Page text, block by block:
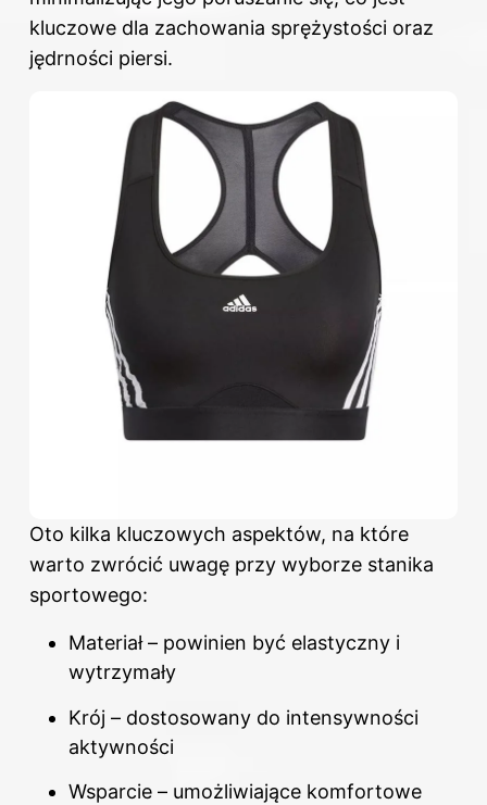
kluczowe dla zachowania sprężystości oraz
jędrności piersi.
Oto kilka kluczowych aspektów, na które
warto zwrócić uwagę przy wyborze stanika
sportowego:
Materiał – powinien być elastyczny i
wytrzymały
Krój – dostosowany do intensywności
aktywności
Wsparcie – umożliwiające komfortowe